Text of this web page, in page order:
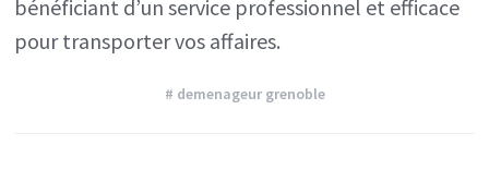
bénéficiant d’un service professionnel et efficace
pour transporter vos affaires.
# demenageur grenoble